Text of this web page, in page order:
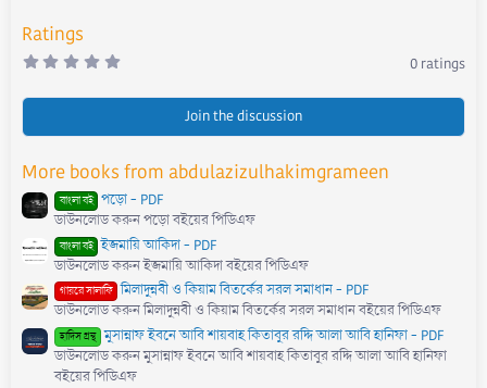
Ratings
0
0
(
)
0 ratings
Join the discussion
More books from abdulazizulhakimgrameen
বাংলা বই পড়ো - PDF
ডাউনলোড করুন পড়ো বইয়ের পিডিএফ
বাংলা বই ইজমায়ি আকিদা - PDF
ডাউনলোড করুন ইজমায়ি আকিদা বইয়ের পিডিএফ
গায়রে সালাফি মিলাদুন্নবী ও কিয়াম বিতর্কের সরল সমাধান - PDF
ডাউনলোড করুন মিলাদুন্নবী ও কিয়াম বিতর্কের সরল সমাধান বইয়ের পিডিএফ
হাদিস গ্রন্থ মুসান্নাফ ইবনে আবি শায়বাহ কিতাবুর রদ্দি আলা আবি হানিফা - PDF
ডাউনলোড করুন মুসান্নাফ ইবনে আবি শায়বাহ কিতাবুর রদ্দি আলা আবি হানিফা
বইয়ের পিডিএফ